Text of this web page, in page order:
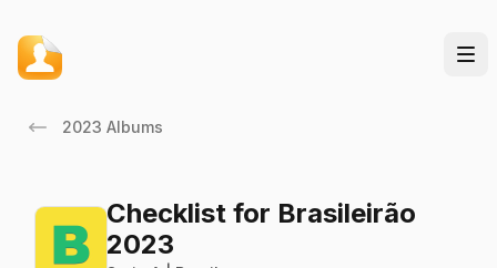
2023 Albums
Checklist for Brasileirão
2023